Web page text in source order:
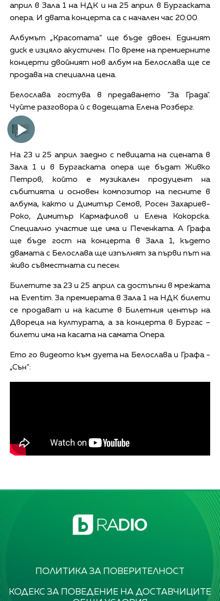
април в Зала 1 на НДК и на 25 април в Бургаската
опера. И двата концерта са с начален час 20:00.
Албумът „Красотата“ ще бъде двоен. Единият
диск е изцяло акустичен. По време на премиерните
концерти двойният нов албум на Белослава ще се
продава на специална цена.
Белослава гостува в предаването "За Града".
Чуйте разговора й с водещата Елена Розберг.
Play
Video
На 23 и 25 април заедно с певицата на сцената в
Зала 1 и в Бургаската опера ще бъдат Живко
Петров, който е музикален продуцент на
събитията и основен композитор на песните в
албума, както и Димитър Семов, Росен Захариев-
Роко, Димитър Кармафилов и Елена Кокорска.
Специално участие ще има и Печенката. А Графа
ще бъде гост на концерта в Зала 1, където
двамата с Белослава ще изпълнят за първи път на
живо съвместната си песен.
Билетите за 23 и 25 април са достъпни в мрежата
на Eventim. За премиерата в Зала 1 на НДК билети
се продават и на касите в Билетния център на
Двореца на културата, а за концерта в Бургас –
билети има на касата на самата Опера.
Ето го видеото към дуета на Белослава и Графа -
„Сън“:
ПОЛИТИКА ЗА ПОВЕРИТЕЛНОСТ
КОДЕКС ЗА ПОВЕДЕНИЕ НА ДОСТАВЧИЦИТЕ